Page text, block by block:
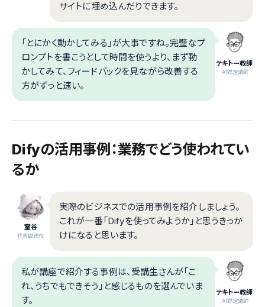
サイトに埋め込んだりできます。
テキトー教師
.AI認定講師
「とにかく動かしてみる」が大事ですね。完璧なプ
ロンプトを書こうとして時間を使うより、まず動
かしてみて、フィードバックを見ながら改善する
方がずっと速い。
Difyの活用事例：業務でどう使われてい
るか
室谷
代表取締役
実際のビジネスでの活用事例を紹介しましょう。
これが一番「Difyを使ってみようか」と思うきっか
けになると思います。
テキトー教師
.AI認定講師
私が講座で紹介する事例は、受講生さんが「こ
れ、うちでもできそう」と感じるものを選んでいま
す。